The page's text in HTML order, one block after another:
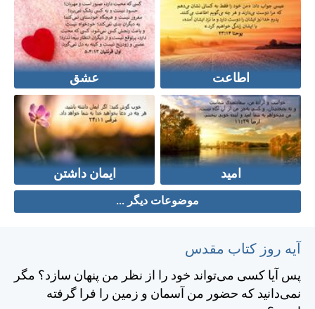
اطاعت عشق
امید ایمان داشتن
موضوعات دیگر ...
آیه روز کتاب مقدس
پس آيا كسی می‌تواند خود را از نظر من پنهان سازد؟ مگر
نمی‌دانيد كه حضور من آسمان و زمين را فرا گرفته